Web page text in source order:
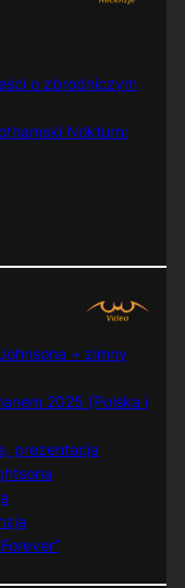
o zbrodniczym
Nokturn:
+ zimny
2025 (Polska i
prezentacja